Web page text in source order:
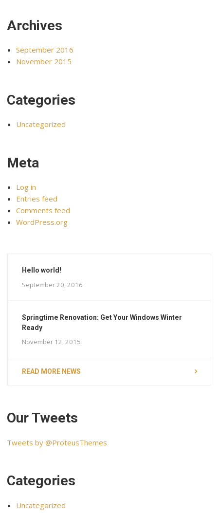
Archives
September 2016
November 2015
Categories
Uncategorized
Meta
Log in
Entries feed
Comments feed
WordPress.org
Hello world!
September 20, 2016
Springtime Renovation: Get Your Windows Winter
Ready
November 12, 2015
READ MORE NEWS
Our Tweets
Tweets by @ProteusThemes
Categories
Uncategorized